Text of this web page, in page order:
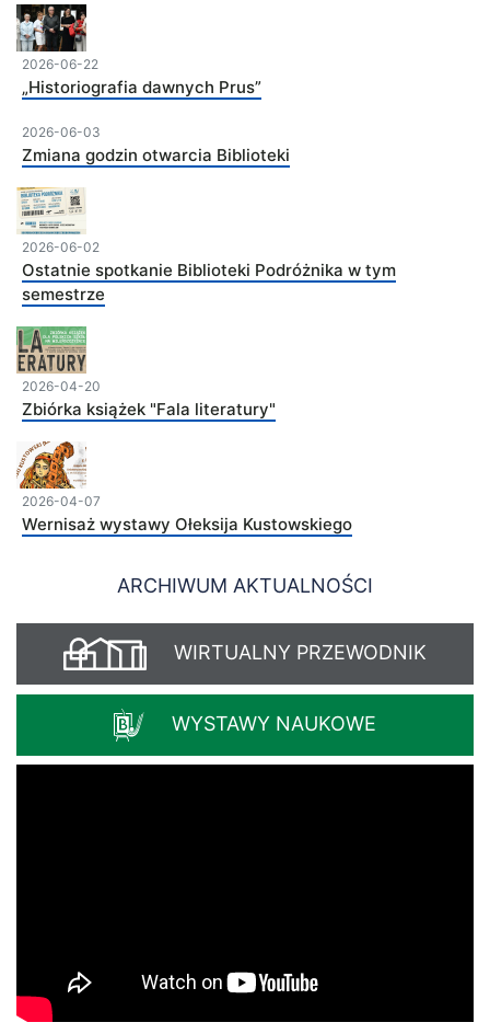
2026-06-22
„Historiografia dawnych Prus”
2026-06-03
Zmiana godzin otwarcia Biblioteki
2026-06-02
Ostatnie spotkanie Biblioteki Podróżnika w tym
semestrze
2026-04-20
Zbiórka książek "Fala literatury"
2026-04-07
Wernisaż wystawy Ołeksija Kustowskiego
ARCHIWUM AKTUALNOŚCI
WIRTUALNY PRZEWODNIK
WYSTAWY NAUKOWE